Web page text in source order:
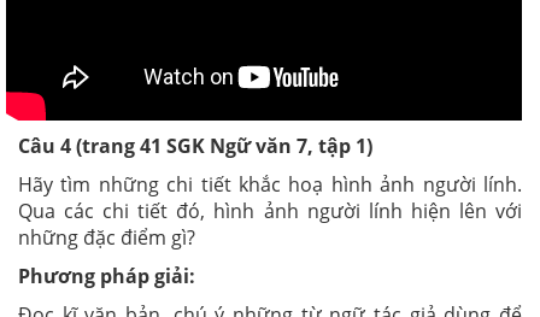
Câu 4 (trang 41 SGK Ngữ văn 7, tập 1)
Hãy tìm những chi tiết khắc hoạ hình ảnh người lính.
Qua các chi tiết đó, hình ảnh người lính hiện lên với
những đặc điểm gì?
Phương pháp giải: